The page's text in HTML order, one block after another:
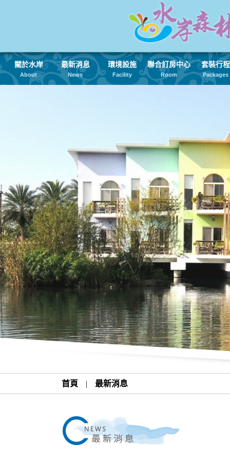
關於水岸
About
最新消息
News
環境設施
Facility
聯合訂房中心
Room
套裝行程
Packages
首頁 | 最新消息